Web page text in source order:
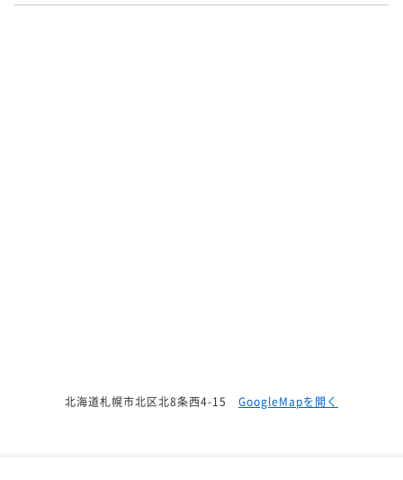
北海道札幌市北区北8条西4-15 GoogleMapを開く